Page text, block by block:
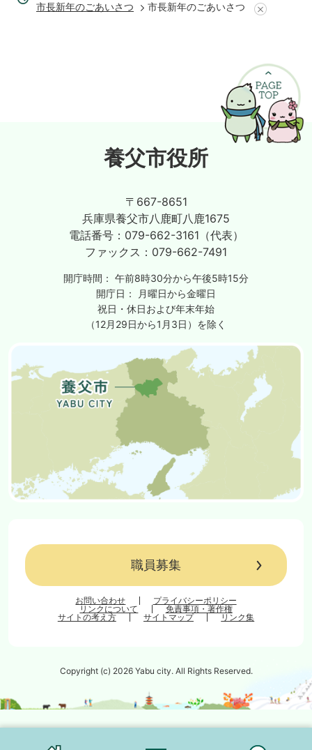
市長新年のごあいさつ 市長新年のごあいさつ
養父市役所
〒667-8651
兵庫県養父市八鹿町八鹿1675
電話番号： 079-662-3161（代表）
ファックス： 079-662-7491
開庁時間： 午前8時30分から午後5時15分
開庁日：
月曜日から金曜日
祝日・休日および年末年始
（12月29日から1月3日）を除く
職員募集
お問い合わせ
プライバシーポリシー
リンクについて
免責事項・著作権
サイトの考え方
サイトマップ リンク集
Copyright (c) 2026 Yabu city. All Rights Reserved.